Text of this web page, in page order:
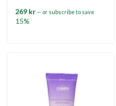
269 kr—or subscribe to save
15%